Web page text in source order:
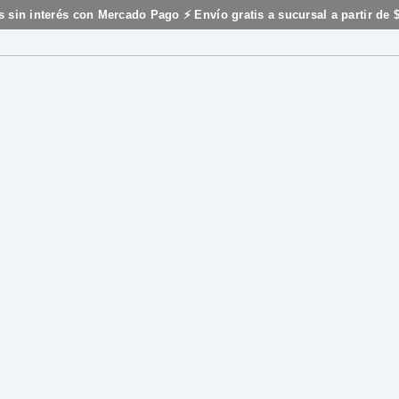
sin interés con Mercado Pago ⚡ Envío gratis a sucursal a partir de